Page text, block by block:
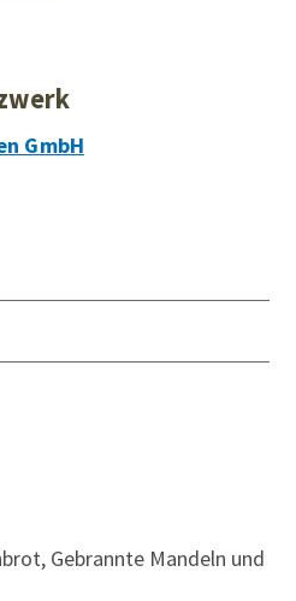
GmbH
Gebrannte Mandeln und